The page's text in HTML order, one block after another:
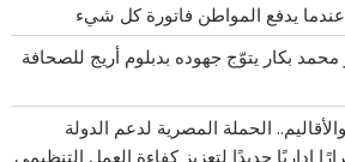
يدفع المواطن فاتورة كل شيء
بكار يتوّج جهوده بدبلوم أريج للصحافة
الحملة المصرية لدعم الدولة
إداريًا جديدًا لتعزيز كفاءة العمل التنظيمي